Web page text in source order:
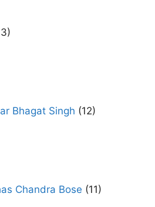
Bhagat Singh (12)
Chandra Bose (11)